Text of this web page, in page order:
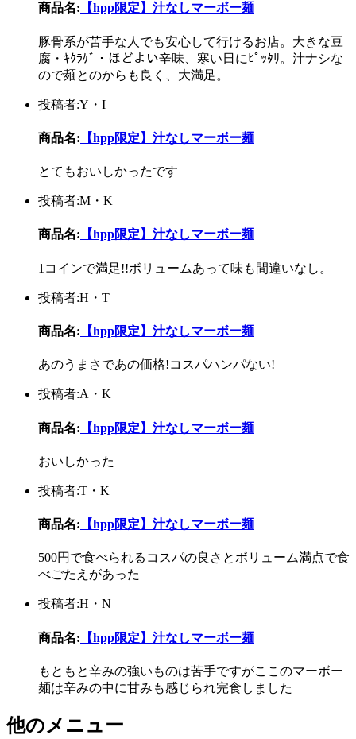
商品名: 【hpp限定】汁なしマーボー麺
豚骨系が苦手な人でも安心して行けるお店。大きな豆
腐・ｷｸﾗｹﾞ・ほどよい辛味、寒い日にﾋﾟｯﾀﾘ。汁ナシな
ので麺とのからも良く、大満足。
投稿者:Y・I
商品名: 【hpp限定】汁なしマーボー麺
とてもおいしかったです
投稿者:M・K
商品名: 【hpp限定】汁なしマーボー麺
1コインで満足!!ボリュームあって味も間違いなし。
投稿者:H・T
商品名: 【hpp限定】汁なしマーボー麺
あのうまさであの価格!コスパハンパない!
投稿者:A・K
商品名: 【hpp限定】汁なしマーボー麺
おいしかった
投稿者:T・K
商品名: 【hpp限定】汁なしマーボー麺
500円で食べられるコスパの良さとボリューム満点で食
べごたえがあった
投稿者:H・N
商品名: 【hpp限定】汁なしマーボー麺
もともと辛みの強いものは苦手ですがここのマーボー
麺は辛みの中に甘みも感じられ完食しました
他のメニュー